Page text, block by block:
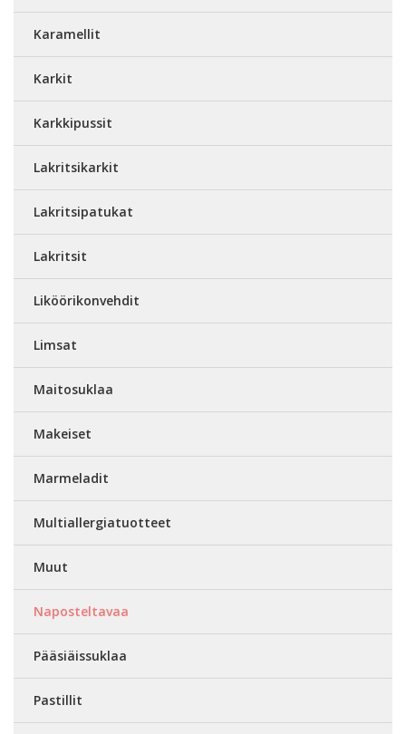
Karamellit
Karkit
Karkkipussit
Lakritsikarkit
Lakritsipatukat
Lakritsit
Liköörikonvehdit
Limsat
Maitosuklaa
Makeiset
Marmeladit
Multiallergiatuotteet
Muut
Naposteltavaa
Pääsiäissuklaa
Pastillit